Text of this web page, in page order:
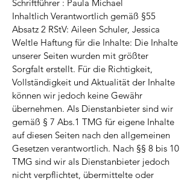
Schriftführer : Paula Michael
Inhaltlich Verantwortlich gemäß §55
Absatz 2 RStV: Aileen Schuler, Jessica
Weltle Haftung für die Inhalte: Die Inhalte
unserer Seiten wurden mit größter
Sorgfalt erstellt. Für die Richtigkeit,
Vollständigkeit und Aktualität der Inhalte
können wir jedoch keine Gewähr
übernehmen. Als Dienstanbieter sind wir
gemäß § 7 Abs.1 TMG für eigene Inhalte
auf diesen Seiten nach den allgemeinen
Gesetzen verantwortlich. Nach §§ 8 bis 10
TMG sind wir als Dienstanbieter jedoch
nicht verpflichtet, übermittelte oder